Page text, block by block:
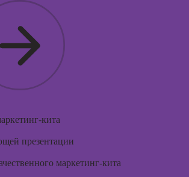
кита
презентации
маркетинг-кита